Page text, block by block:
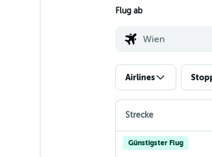
Flug ab
Airlines
Strecke
Günstigster Flug